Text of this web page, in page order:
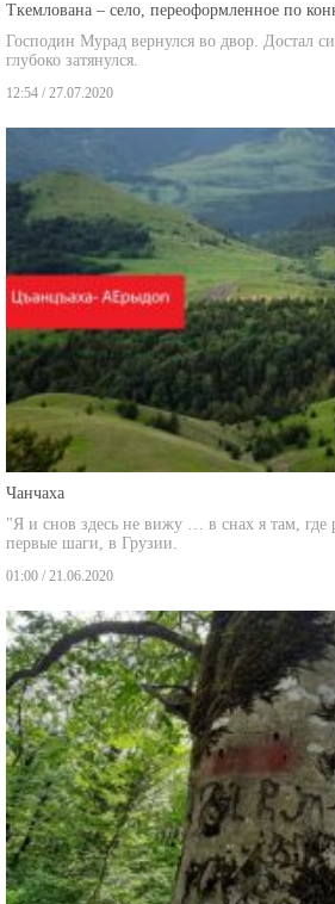
Ткемлована – село, переоформленное по
Господин Мурад вернулся во двор. Достал
глубоко затянулся.
12:54 / 27.07.2020
Чанчаха
"Я и снов здесь не вижу … в снах я там, где
первые шаги, в Грузии.
01:00 / 21.06.2020